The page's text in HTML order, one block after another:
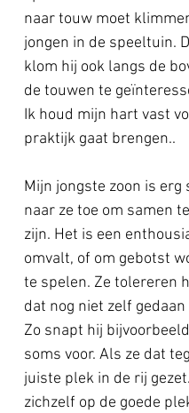
naar touw moet
jongen in de speeltuin.
klom hij ook langs de
de touwen te
Ik houd mijn hart vast
praktijk gaat brengen..
Mijn jongste zoon is
naar ze toe om samen
zijn. Het is een
omvalt, of om gebotst
te spelen. Ze tolereren
dat nog niet zelf
Zo snapt hij
soms voor. Als ze dat
juiste plek in de rij
zichzelf op de goede